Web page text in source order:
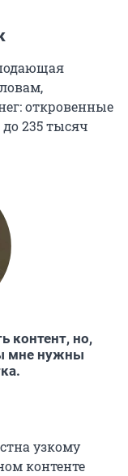
откровенные
235 тысяч
контент, но,
мне нужны
узкому
контенте